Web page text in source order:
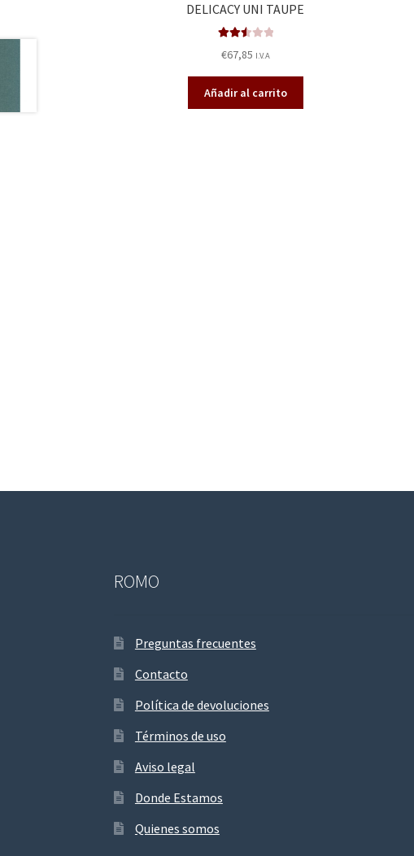
DELICACY UNI TAUPE
do en
2.57
de 5
€67,85 I.V.A
Añadir al carrito
ROMO
Preguntas frecuentes
Contacto
Política de devoluciones
Términos de uso
Aviso legal
Donde Estamos
Quienes somos